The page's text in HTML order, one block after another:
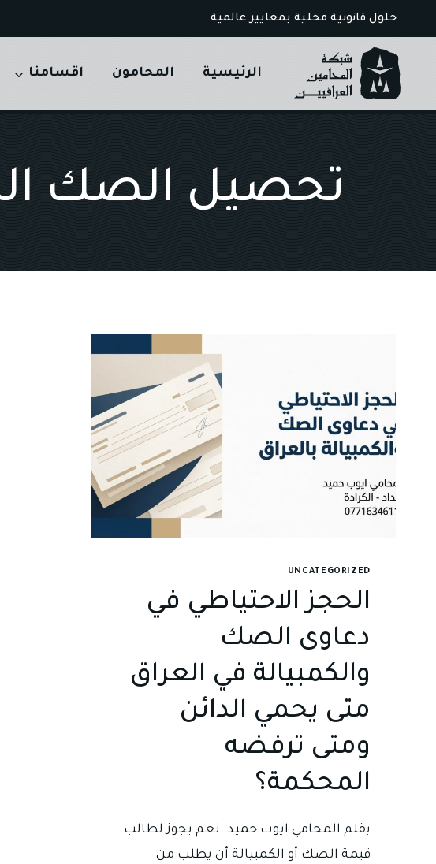
to
content
حلول قانونية محلية بمعايير عالمية
الرئيسية المحامون اقسامنا
تحصيل الصك
UNCATEGORIZED
الحجز الاحتياطي في
دعاوى الصك
والكمبيالة في العراق
متى يحمي الدائن
ومتى ترفضه
المحكمة؟
بقلم المحامي ايوب حميد. نعم يجوز لطالب
قيمة الصك أو الكمبيالة أن يطلب من